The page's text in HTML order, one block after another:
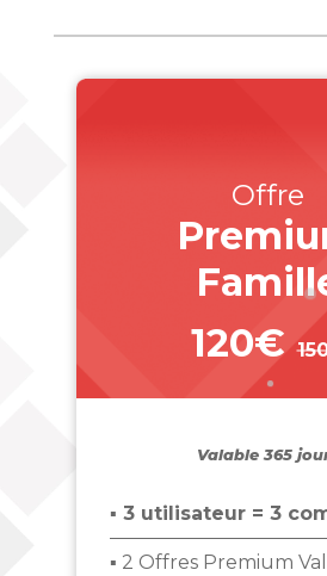
Offre
120€
_
Valable 365
▪ 3 utilisateur = 3
▪ 2 Offres Premium